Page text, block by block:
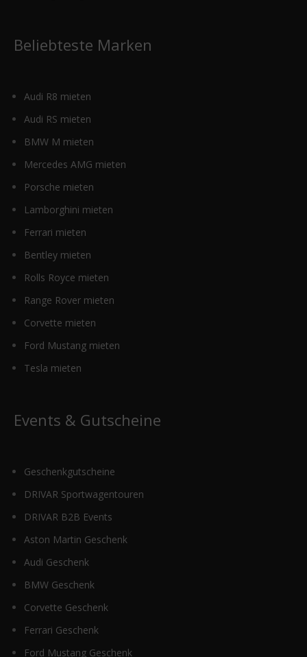
Beliebteste Marken
Audi R8 mieten
Audi RS mieten
BMW M mieten
Mercedes AMG mieten
Porsche mieten
Lamborghini mieten
Ferrari mieten
Bentley mieten
Rolls Royce mieten
Range Rover mieten
Corvette mieten
Ford Mustang mieten
Tesla mieten
Events & Gutscheine
Geschenkgutscheine
DRIVAR Sportwagentouren
DRIVAR B2B Events
Aston Martin Geschenk
Audi Geschenk
BMW Geschenk
Corvette Geschenk
Ferrari Geschenk
Ford Mustang Geschenk